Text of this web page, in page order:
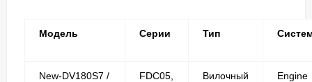
Модель Серии Тип
New-DV180S7 /
FDC05,
Вилочный
Engine